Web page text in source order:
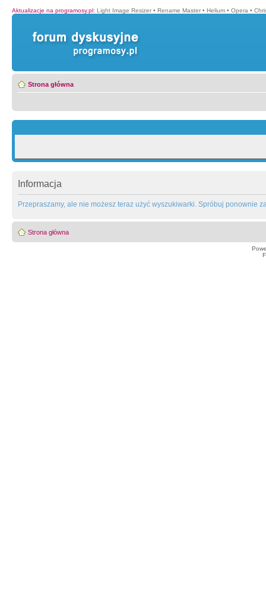
Aktualizacje na programosy.pl: Light Image Resizer • Rename Master • Helium • Opera •
Strona główna
Informacja
Przepraszamy, ale nie możesz teraz użyć wyszukiwarki. Spróbuj ponownie
Strona główna